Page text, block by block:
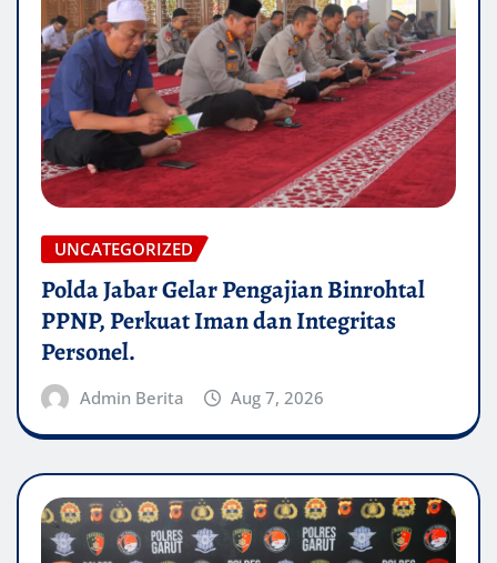
UNCATEGORIZED
Polda Jabar Gelar Pengajian Binrohtal
PPNP, Perkuat Iman dan Integritas
Personel.
Admin Berita Aug 7, 2026